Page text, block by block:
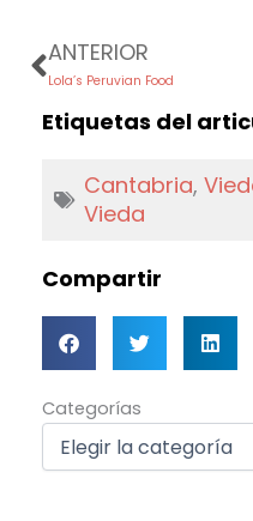
Prev
ANTERIOR
Lola’s Peruvian Food
Etiquetas del
Cantabria,
Vieda
Compartir
Categorías
Categorías